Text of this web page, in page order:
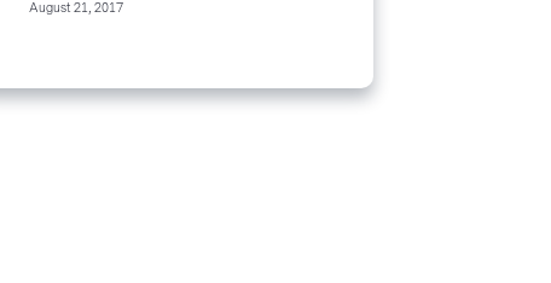
betrachtet und zweimal
August 21, 2017